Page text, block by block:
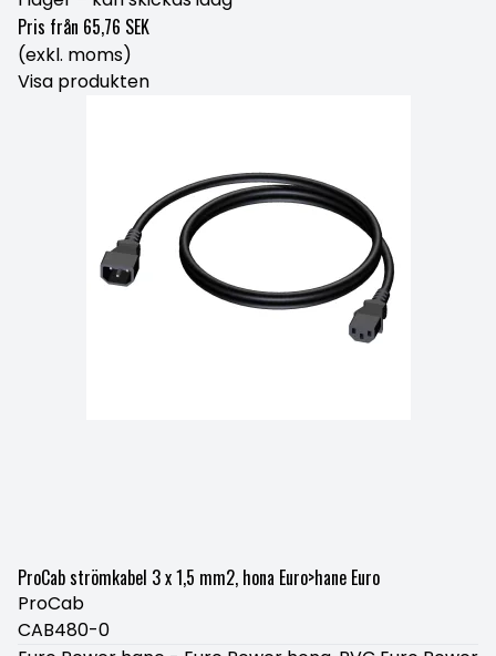
Pris från 65,76 SEK
(exkl. moms)
Visa produkten
ProCab strömkabel 3 x 1,5 mm2, hona Euro>hane Euro
ProCab
CAB480-0